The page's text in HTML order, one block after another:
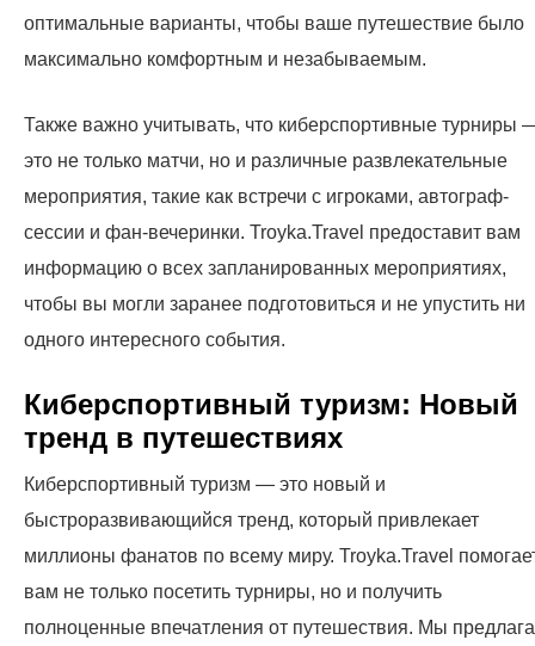
оптимальные варианты, чтобы ваше путешествие было
максимально комфортным и незабываемым.
Также важно учитывать, что киберспортивные турниры
это не только матчи, но и различные развлекательные
мероприятия, такие как встречи с игроками, автограф-
сессии и фан-вечеринки. Troyka.Travel предоставит вам
информацию о всех запланированных мероприятиях,
чтобы вы могли заранее подготовиться и не упустить ни
одного интересного события.
Киберспортивный туризм: Новый
тренд в путешествиях
Киберспортивный туризм — это новый и
быстроразвивающийся тренд, который привлекает
миллионы фанатов по всему миру. Troyka.Travel
вам не только посетить турниры, но и получить
полноценные впечатления от путешествия. Мы